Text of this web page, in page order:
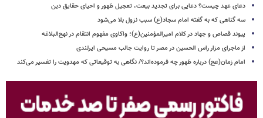
دعای عهد چیست؟ دعایی برای تجدید بیعت، تعجیل ظهور و احیای حقایق دین
سه گناهی که به گفته امام سجاد(ع) سبب نزول بلا می‌شود
پیوند قصاص و جهاد در کلام امیرالمؤمنین(ع)؛ واکاوی مفهوم انتقام در نهج‌البلاغه
از ماجرای مزار راس الحسین در مصر تا روایت جالب مسیحی ایرلندی
امام زمان(عج) درباره ظهور چه فرموده‌اند؟/ نگاهی به توقیعاتی که مهدویت را تفسیر می‌کند